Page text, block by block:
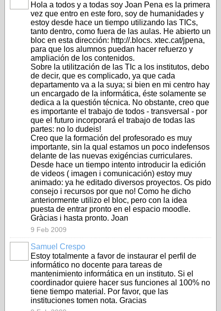
Hola a todos y a todas soy Joan Pena es la primera
vez que entro en este foro, soy de humanidades y
estoy desde hace un tiempo utilizando las TICs,
tanto dentro, como fuera de las aulas. He abierto un
bloc en esta dirección: http://.blocs. xtec.cat/jpena,
para que los alumnos puedan hacer refuerzo y
ampliación de los contenidos.
Sobre la utilitzación de las TIc a los institutos, debo
de decir, que es complicado, ya que cada
departamento va a la suya; si bien en mi centro hay
un encargado de la informática, éste solamente se
dedica a la questión técnica. No obstante, creo que
es importante el trabajo de todos - transversal - por
que el futuro incorporará el trabajo de todas las
partes: no lo dudeis!
Creo que la formación del profesorado es muy
importante, sin la qual estamos un poco indefensos
delante de las nuevas exigéncias curriculares.
Desde hace un tiempo intento introducir la edición
de videos ( imagen i comunicación) estoy muy
animado: ya he editado diversos proyectos. Os pido
consejo i recursos por que no! Como he dicho
anteriormente utilizo el bloc, pero con la idea
puesta de entrar pronto en el espacio moodle.
Gràcias i hasta pronto. Joan
9 Feb 2009
Samuel Crespo
Estoy totalmente a favor de instaurar el perfil de
informático no docente para tareas de
mantenimiento informática en un instituto. Si el
coordinador quiere hacer sus funciones al 100% no
tiene tiempo material. Por favor, que las
instituciones tomen nota. Gracias